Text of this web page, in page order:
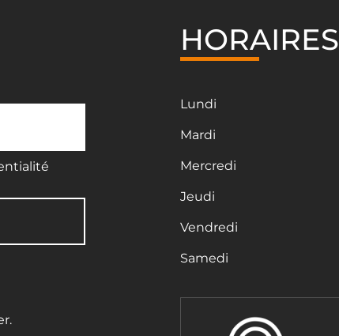
HORAIRES
Lundi
Mardi
Mercredi
Jeudi
Vendredi
Samedi